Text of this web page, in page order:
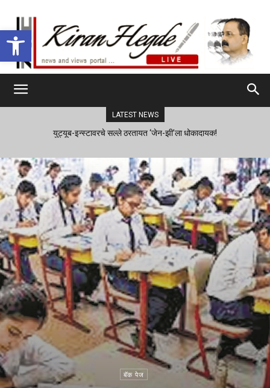
Open toolbar
LATEST NEWS
युट्यूब-इन्स्टावरचे सल्ले ठरतायत ‘जेन-झी’ला धोकादायक!
बॅक पेज